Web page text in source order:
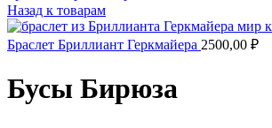
Назад к товарам
Браслет Бриллиант Геркмайера 2500,00 ₽
Бусы Бирюза